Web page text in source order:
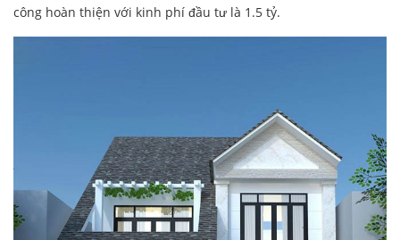
công hoàn thiện với kinh phí đầu tư là 1.5 tỷ.